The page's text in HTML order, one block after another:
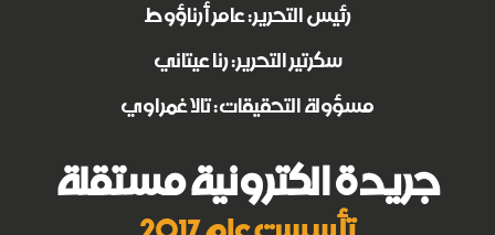
رئيس التحرير: عامر أرناؤوط
سكرتير التحرير: رنا عيتاني
مسؤولة التحقيقات: تالا غمراوي
جريدة الكترونية مستقلة